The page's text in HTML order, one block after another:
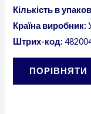
Кількість в
Країна виробник:
Штрих-код:
ПОРІВНЯТИ